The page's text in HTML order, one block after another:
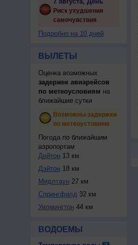
Риск ухудшения
самочувствия
Подробно на 10 дней
ВЫЛЕТЫ
Оценка возможных
задержек авиарейсов
по метеоусловиям на
ближайшие сутки
Возможны задержки
по метеоустовиям
Погода по ближайшим
аэропортам
Дейтон 13 км
Дэйтон 18 км
Мидлтаун 27 км
Спрингфилд 32 км
Уилмингтон 44 км
ВОДОЕМЫ